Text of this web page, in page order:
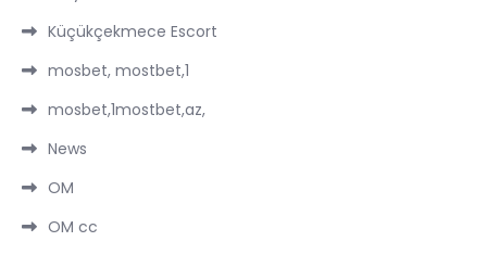
Küçükçekmece Escort
mosbet, mostbet,1
mosbet,1mostbet,az,
News
OM
OM cc